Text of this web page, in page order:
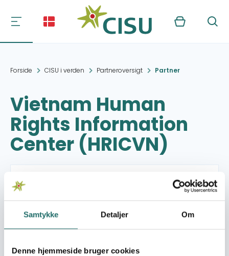
Samtykke Detaljer Om
Denne hjemmeside bruger cookies
Kurv Søg
Forside CISU i verden Partneroversigt Partner
Vietnam Human
Rights Information
Center (HRICVN)
Kontakt:
Vietnam
Human Rights Information Center (HRIC) is a human